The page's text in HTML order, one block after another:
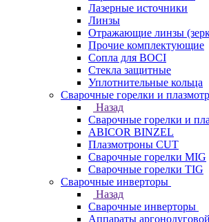
Лазерные источники
Линзы
Отражающие линзы
Прочие комплектующие
Сопла для BOCI
Стекла защитные
Уплотнительные кольца
Сварочные горелки и
Назад
Сварочные горелки и
ABICOR BINZEL
Плазмотроны CUT
Сварочные горелки MIG
Сварочные горелки TIG
Сварочные инверторы
Назад
Сварочные инверторы
Аппараты